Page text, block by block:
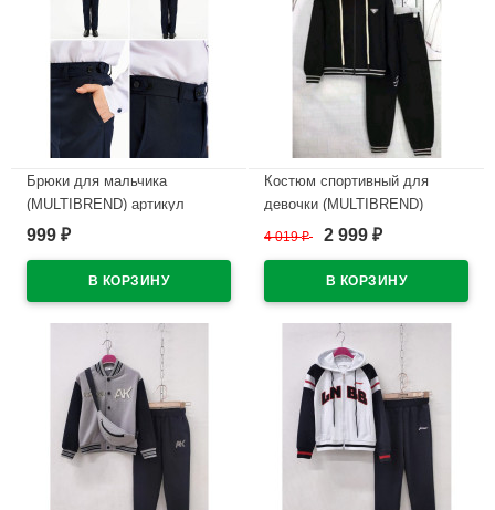
Брюки для мальчика
(MULTIBREND) артикул
SMK141-G39 размерный ряд
999 ₽
Костюм спортивный для
девочки (MULTIBREND)
арт.yb-90386-2 размер 32/128-
4 019₽ 2 999 ₽